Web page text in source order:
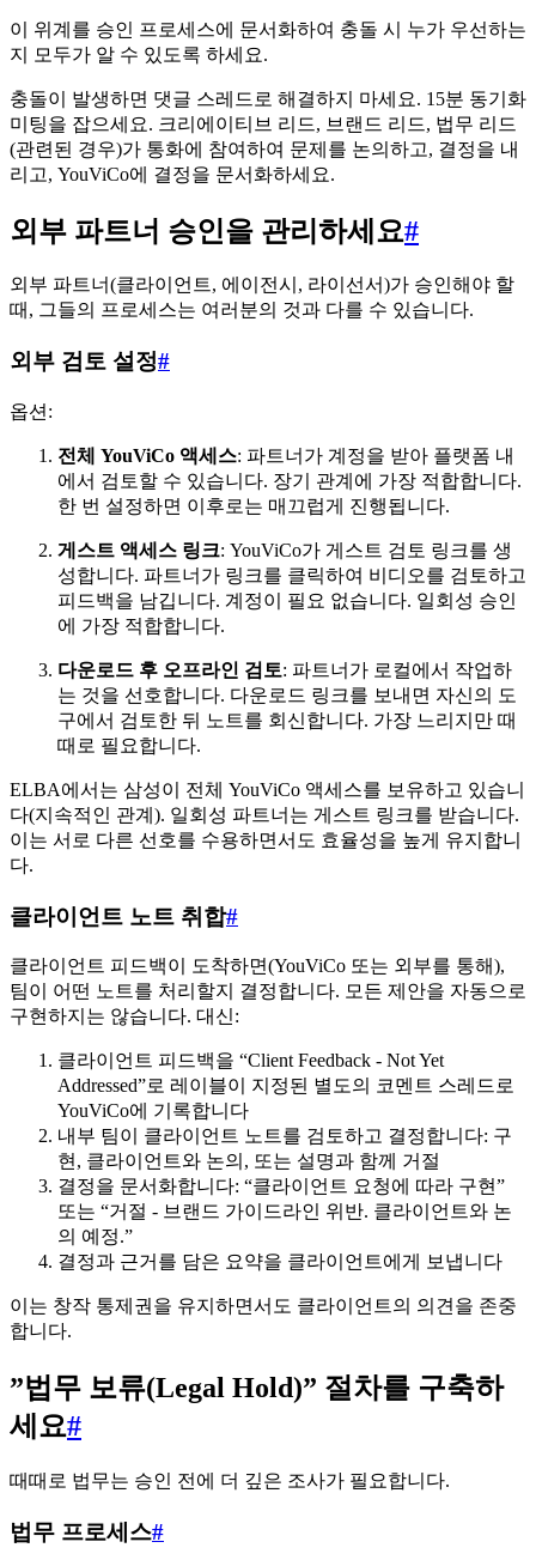
이 위계를 승인 프로세스에 문서화하여 충돌 시 누가 우선하는
지 모두가 알 수 있도록 하세요.
충돌이 발생하면 댓글 스레드로 해결하지 마세요. 15분 동기화
미팅을 잡으세요. 크리에이티브 리드, 브랜드 리드, 법무 리드
(관련된 경우)가 통화에 참여하여 문제를 논의하고, 결정을 내
리고, YouViCo에 결정을 문서화하세요.
외부 파트너 승인을 관리하세요#
외부 파트너(클라이언트, 에이전시, 라이선서)가 승인해야 할
때, 그들의 프로세스는 여러분의 것과 다를 수 있습니다.
외부 검토 설정#
옵션:
전체 YouViCo 액세스: 파트너가 계정을 받아 플랫폼 내
에서 검토할 수 있습니다. 장기 관계에 가장 적합합니다.
한 번 설정하면 이후로는 매끄럽게 진행됩니다.
게스트 액세스 링크: YouViCo가 게스트 검토 링크를 생
성합니다. 파트너가 링크를 클릭하여 비디오를 검토하고
피드백을 남깁니다. 계정이 필요 없습니다. 일회성 승인
에 가장 적합합니다.
다운로드 후 오프라인 검토: 파트너가 로컬에서 작업하
는 것을 선호합니다. 다운로드 링크를 보내면 자신의 도
구에서 검토한 뒤 노트를 회신합니다. 가장 느리지만 때
때로 필요합니다.
ELBA에서는 삼성이 전체 YouViCo 액세스를 보유하고 있습니
다(지속적인 관계). 일회성 파트너는 게스트 링크를 받습니다.
이는 서로 다른 선호를 수용하면서도 효율성을 높게 유지합니
다.
클라이언트 노트 취합#
클라이언트 피드백이 도착하면(YouViCo 또는 외부를 통해),
팀이 어떤 노트를 처리할지 결정합니다. 모든 제안을 자동으로
구현하지는 않습니다. 대신:
클라이언트 피드백을 “Client Feedback - Not Yet
Addressed”로 레이블이 지정된 별도의 코멘트 스레드로
YouViCo에 기록합니다
내부 팀이 클라이언트 노트를 검토하고 결정합니다: 구
현, 클라이언트와 논의, 또는 설명과 함께 거절
결정을 문서화합니다: “클라이언트 요청에 따라 구현”
또는 “거절 - 브랜드 가이드라인 위반. 클라이언트와 논
의 예정.”
결정과 근거를 담은 요약을 클라이언트에게 보냅니다
이는 창작 통제권을 유지하면서도 클라이언트의 의견을 존중
합니다.
”법무 보류(Legal Hold)” 절차를 구축하
세요#
때때로 법무는 승인 전에 더 깊은 조사가 필요합니다.
법무 프로세스#